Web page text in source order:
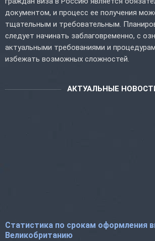
документом, и процесс ее получения
тщательным и требовательным.
следует начинать заблаговременно, с
актуальными требованиями и
избежать возможных сложностей.
АКТУАЛЬНЫЕ
Статистика по срокам оформления
Великобританию